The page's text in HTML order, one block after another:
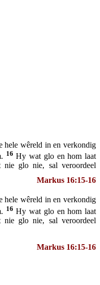
hele wêreld in en verkondig
16 Hy wat glo en hom laat
glo nie, sal veroordeel
Markus 16:15-16
hele wêreld in en verkondig
16 Hy wat glo en hom laat
glo nie, sal veroordeel
Markus 16:15-16